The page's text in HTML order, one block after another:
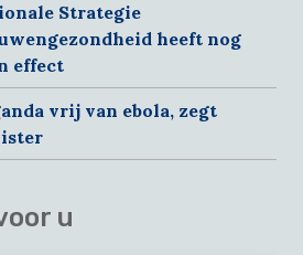
Strategie
heeft nog
effect
vrij van ebola, zegt
u